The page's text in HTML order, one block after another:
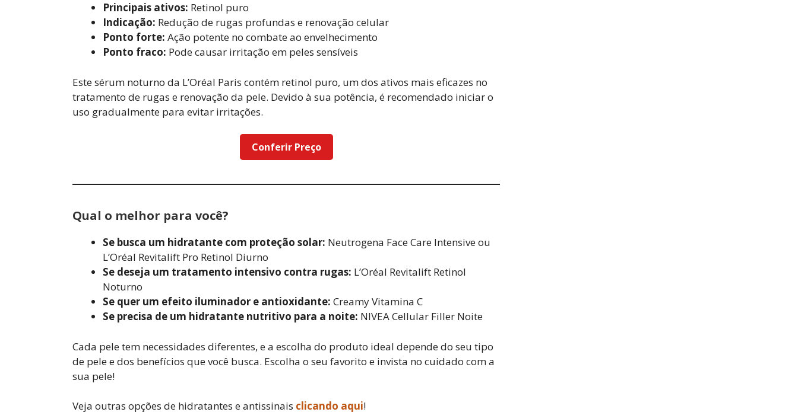
Principais ativos: Retinol puro
Indicação: Redução de rugas profundas e renovação celular
Ponto forte: Ação potente no combate ao envelhecimento
Ponto fraco: Pode causar irritação em peles sensíveis
Este sérum noturno da L’Oréal Paris contém retinol puro, um dos ativos mais eficazes no
tratamento de rugas e renovação da pele. Devido à sua potência, é recomendado iniciar o
uso gradualmente para evitar irritações.
Conferir Preço
Qual o melhor para você?
Se busca um hidratante com proteção solar: Neutrogena Face Care Intensive ou
L’Oréal Revitalift Pro Retinol Diurno
Se deseja um tratamento intensivo contra rugas: L’Oréal Revitalift Retinol
Noturno
Se quer um efeito iluminador e antioxidante: Creamy Vitamina C
Se precisa de um hidratante nutritivo para a noite: NIVEA Cellular Filler Noite
Cada pele tem necessidades diferentes, e a escolha do produto ideal depende do seu tipo
de pele e dos benefícios que você busca. Escolha o seu favorito e invista no cuidado com a
sua pele!
Veja outras opções de hidratantes e antissinais clicando aqui!